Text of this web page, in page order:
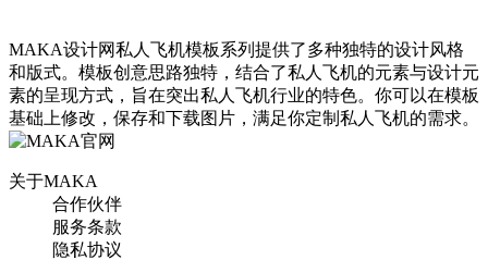
MAKA设计网私人飞机模板系列提供了多种独特的设计风格
和版式。模板创意思路独特，结合了私人飞机的元素与设计元
素的呈现方式，旨在突出私人飞机行业的特色。你可以在模板
基础上修改，保存和下载图片，满足你定制私人飞机的需求。
关于MAKA
合作伙伴
服务条款
隐私协议